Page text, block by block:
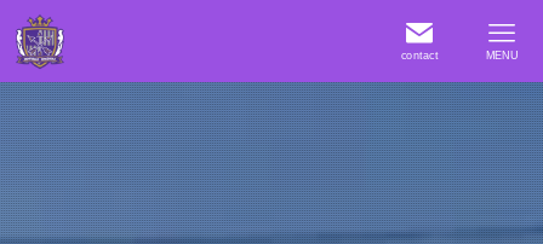
contact MENU